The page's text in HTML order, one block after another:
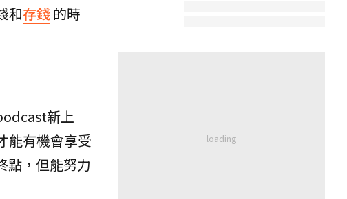
和存錢的時
新上
能有機會享受
點，但能努力